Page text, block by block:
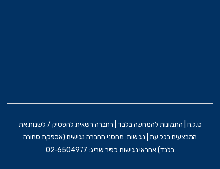
ט.ל.ח | התמונות להמחשה בלבד | החברה רשאית להפסיק / לשנות את
המבצעים בכל עת | נגישות: מחסני החברה נגישים (אספקת סחורה
בלבד) אחראי נגישות כפיר שריג: 02-6504977